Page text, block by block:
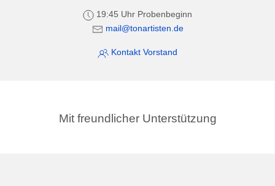
19:45 Uhr Probenbeginn
mail@tonartisten.de
Kontakt Vorstand
Mit freundlicher Unterstützung